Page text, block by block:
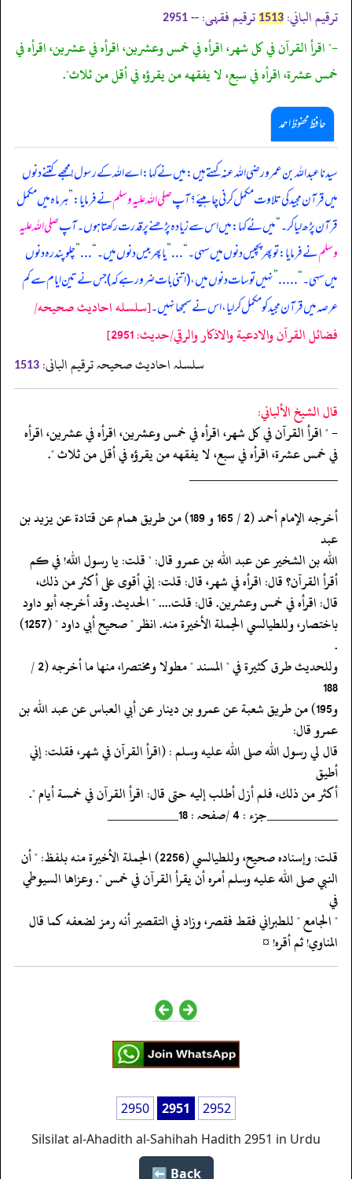
ترقیم الباني: 1513 ترقیم فقہی: --
2951
-" اقرأ القرآن في كل شهر، اقرأه في خمس وعشرين، اقرأه في عشرين، اقرأه في
خمس عشرة، اقرأه في سبع، لا يفقهه من يقرؤه في أقل من ثلاث".
حافظ محفوظ احمد
سیدنا عبداللہ بن عمرو رضی اللہ عنہ کہتے ہیں: میں نے کہا: اے اللہ کے رسول! مجھے کتنے دنوں
میں قرآن مجید کی تلاوت مکمل کرنی چاہیئے؟ آپصلی اللہ علیہ وسلمنے فرمایا:”ہر ماہ میں مکمل
قرآن پڑھ لیا کر۔“میں نے کہا: میں اس سے زیادہ پڑھنے پر قدرت رکھتا ہوں۔ آپصلی اللہ علیہ
وسلمنے فرمایا: تو پھر پچیس دنوں میں سہی۔“
. . .
”یا پھر بیس دنوں میں۔“
. . .
”چلو پندرہ دنوں
میں سہی۔“
.....
”نہیں تو سات دنوں میں، (‏‏‏‏اتنی بات ضرور ہے کہ) جس نے تین ایام سے کم
عرصہ میں قرآن مجید کو مکمل کر لیا، اس نے سمجھا نہیں۔[سلسله احاديث صحيحه/
فضائل القرآن والادعية والاذكار والرقي/حدیث: 2951]
سلسلہ احادیث صحیحہ ترقیم البانی: 1513
قال الشيخ الألباني:
- " اقرأ القرآن في كل شهر، اقرأه في خمس وعشرين، اقرأه في عشرين، اقرأه
في خمس عشرة، اقرأه في سبع، لا يفقهه من يقرؤه في أقل من ثلاث ".
‏‏‏‏_____________________
‏‏‏‏أخرجه الإمام أحمد (2 / 165 و 189) من طريق همام عن قتادة عن يزيد بن
عبد
‏‏‏‏الله بن الشخير عن عبد الله بن عمرو قال: " قلت: يا رسول الله! في كم
‏‏‏‏أقرأ القرآن؟ قال: اقرأه في شهر، قال: قلت: إني أقوى على أكثر من ذلك،
‏‏‏‏قال: اقرأه في خمس وعشرين. قال: قلت.... " الحديث. وقد أخرجه أبو داود
‏‏‏‏باختصار، وللطيالسي الجملة الأخيرة منه. انظر " صحيح أبي داود " (1257)
.
‏‏‏‏وللحديث طرق كثيرة في " المسند " مطولا ومختصرا، منها ما أخرجه (2 /
188
‏‏‏‏و195) من طريق شعبة عن عمرو بن دينار عن أبي العباس عن عبد الله بن
عمرو قال:
‏‏‏‏قال لي رسول الله صلى الله عليه وسلم : (اقرأ القرآن في شهر، فقلت: إني
أطيق
‏‏‏‏أكثر من ذلك، فلم أزل أطلب إليه حتى قال: اقرأ القرآن في خمسة أيام ".
‏‏‏‏__________جزء : 4 /صفحہ : 18__________
‏‏‏‏قلت: وإسناده صحيح، وللطيالسي (2256) الجملة الأخيرة منه بلفظ: " أن
‏‏‏‏النبي صلى الله عليه وسلم أمره أن يقرأ القرآن في خمس ". وعزاها السيوطي
في
‏‏‏‏" الجامع " للطبراني فقط فقصر، وزاد في التقصير أنه رمز لضعفه كما قال
‏‏‏‏المناوي! ثم أقره! ¤
2950 2951
2952
Silsilat al-Ahadith al-Sahihah Hadith 2951 in Urdu
Back ⬅️